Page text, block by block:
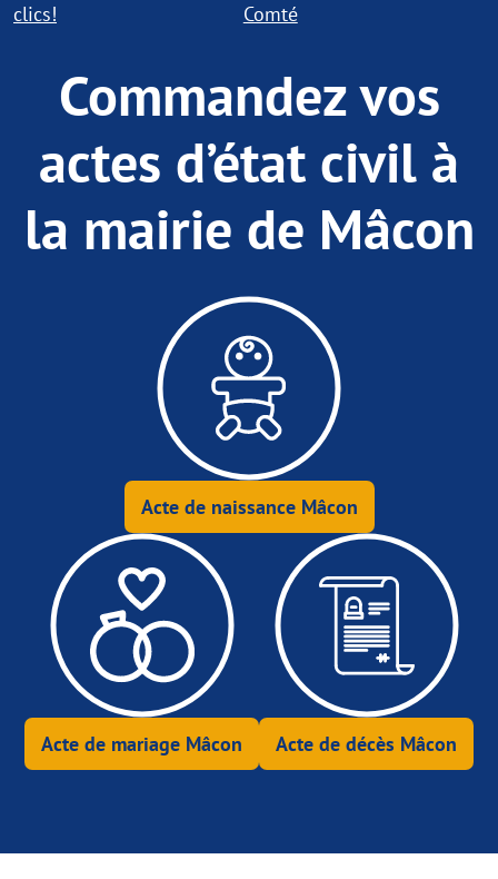
clics!
Comté
Commandez vos
actes d’état civil à
la mairie de Mâcon
Acte de naissance Mâcon
Acte de mariage Mâcon Acte de décès Mâcon